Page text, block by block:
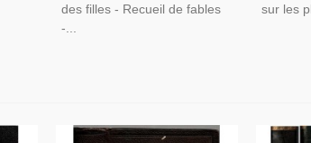
des filles - Recueil de fables
-...
sur les